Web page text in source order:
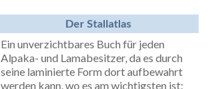
Der Stallatlas
Ein unverzichtbares Buch für jeden
Alpaka- und Lamabesitzer, da es durch
seine laminierte Form dort aufbewahrt
werden kann, wo es am wichtigsten ist: